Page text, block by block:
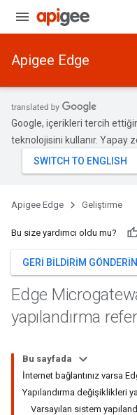
Apigee Edge
Google, içerikleri tercih
teknolojisini kullanır. Yapay
Apigee Edge Geliştirme
Bu size yardımcı oldu mu?
GERI BILDIRIM GÖNDERIN
Edge
yapılandırma
Bu sayfada
İnternet bağlantınız varsa
Yapılandırma değişiklikleri
Varsayılan sistem